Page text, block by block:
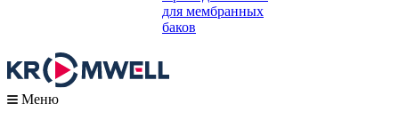
для мембранных
баков
Меню